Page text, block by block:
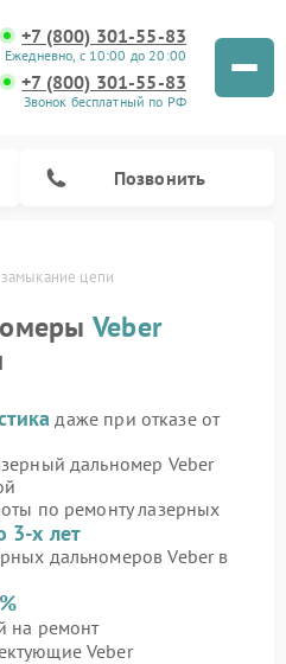
+7 (800) 301-55-83
Ежедневно, с 10:00 до 20:00
+7 (800) 301-55-83
Звонок бесплатный по РФ
Позвонить
цепи
Veber
даже при отказе от
дальномер Veber
по ремонту лазерных
3-х лет
дальномеров Veber в
на ремонт
Veber